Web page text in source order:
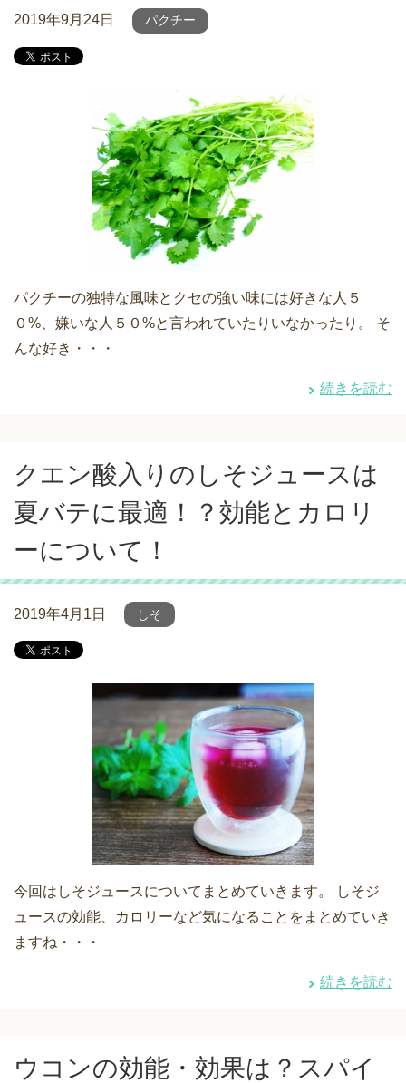
2019年9月24日 パクチー
パクチーの独特な風味とクセの強い味には好きな人５
０%、嫌いな人５０%と言われていたりいなかったり。 そ
んな好き・・・
続きを読む
クエン酸入りのしそジュースは
夏バテに最適！？効能とカロリ
ーについて！
2019年4月1日 しそ
今回はしそジュースについてまとめていきます。 しそジ
ュースの効能、カロリーなど気になることをまとめていき
ますね・・・
続きを読む
ウコンの効能・効果は？スパイ